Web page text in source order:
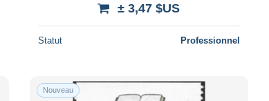
± 3,47 $US
Statut Professionnel
Nouveau